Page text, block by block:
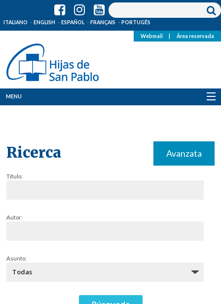
ITALIANO ENGLISH ESPAÑOL FRANÇAIS PORTUGÊS
Webmail Área reservada
MENU
Ricerca Avanzata
Título:
Autor:
Asunto: